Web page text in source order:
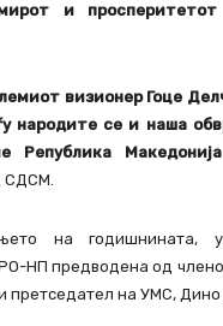
и просперитетот
визионер Гоце
народите се и наша
Република
СДСМ.
на годишнината,
НП предводена од
претседател на УМС,